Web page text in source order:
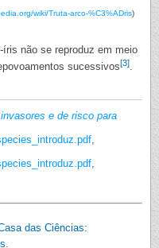
wiki/Truta-arco-%C3%ADris)
não se reproduz em meio
sucessivos[3].
e de risco para
,
,
das Ciências:
.